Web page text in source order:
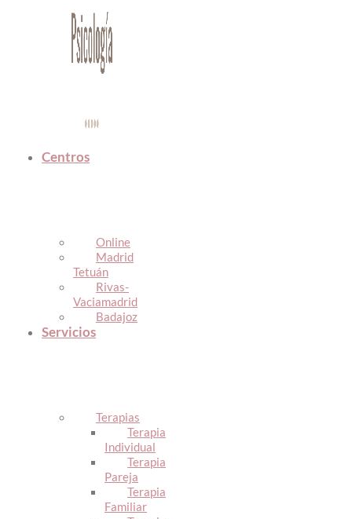
Centros
Online
Madrid
Tetuán
Rivas-
Vaciamadrid
Badajoz
Servicios
Terapias
Terapia
Individual
Terapia
Pareja
Terapia
Familiar